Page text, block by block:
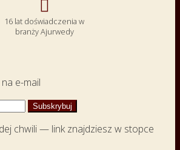
16 lat doświadczenia w
branży Ajurwedy
e-mail
chwili — link znajdziesz w stopce